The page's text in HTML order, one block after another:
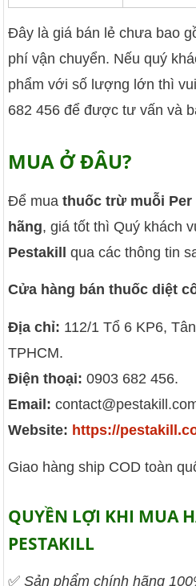
Đây là giá bán lẻ chưa bao
phí vận chuyển. Nếu quý
phẩm với số lượng lớn thì
682 456 để được tư vấn và
MUA Ở ĐÂU?
Để muathuốc trừ muỗi Per
hãng, giá tốt thì Quý khách
Pestakill qua các thông tin
Cửa hàng bán thuốc diệt
Địa chỉ: 112/1 Tổ 6 KP6,
TPHCM.
Điện thoại: 0903 682 456.
Email:
Website: https://
Giao hàng ship COD toàn
QUYỀN LỢI KHI MUA
PESTAKILL
✅ Sản phẩm chính hãng